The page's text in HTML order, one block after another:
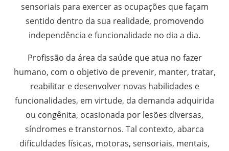
sensoriais para exercer as ocupações que façam
sentido dentro da sua realidade, promovendo
independência e funcionalidade no dia a dia.
Profissão da área da saúde que atua no fazer
humano, com o objetivo de prevenir, manter, tratar,
reabilitar e desenvolver novas habilidades e
funcionalidades, em virtude, da demanda adquirida
ou congênita, ocasionada por lesões diversas,
síndromes e transtornos. Tal contexto, abarca
dificuldades físicas, motoras, sensoriais, mentais,